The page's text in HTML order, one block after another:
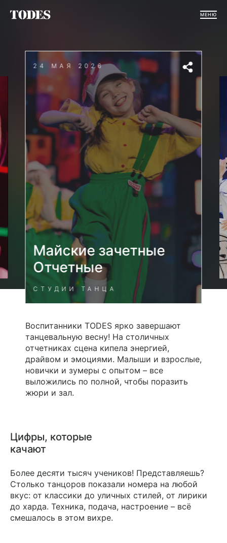
МЕНЮ
24 МАЯ 2026
Майские зачетные
Отчетные
СТУДИИ ТАНЦА
Воспитанники TODES ярко завершают
танцевальную весну! На столичных
отчетниках сцена кипела энергией,
драйвом и эмоциями. Малыши и взрослые,
новички и зумеры с опытом – все
выложились по полной, чтобы поразить
жюри и зал.
Цифры, которые
качают
Более десяти тысяч учеников! Представляешь?
Столько танцоров показали номера на любой
вкус: от классики до уличных стилей, от лирики
до харда. Техника, подача, настроение – всё
смешалось в этом вихре.